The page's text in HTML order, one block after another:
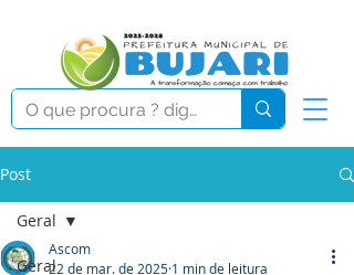
Post
Geral
Geral
Ascom
22 de mar. de 2025 1 min de leitura